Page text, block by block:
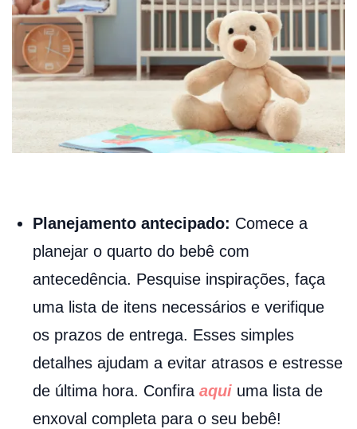
Planejamento antecipado: Comece a
planejar o quarto do bebê com
antecedência. Pesquise inspirações, faça
uma lista de itens necessários e verifique
os prazos de entrega. Esses simples
detalhes ajudam a evitar atrasos e estresse
de última hora. Confira aqui uma lista de
enxoval completa para o seu bebê!